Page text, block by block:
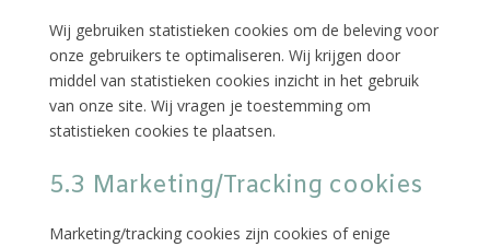
Wij gebruiken statistieken cookies om de beleving voor
onze gebruikers te optimaliseren. Wij krijgen door
middel van statistieken cookies inzicht in het gebruik
van onze site. Wij vragen je toestemming om
statistieken cookies te plaatsen.
5.3 Marketing/Tracking cookies
Marketing/tracking cookies zijn cookies of enige